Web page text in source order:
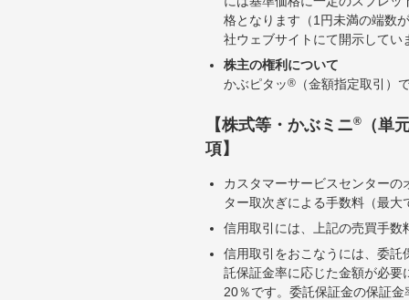
格となります（1円未満の端数
社ウェブサイトにて開示して
株主の権利について
かぶピタッ® （金額指定取引）
【株式等・かぶミニ®
（単
項】
カスタマーサービスセンター
ター取次ぎによる手数料（最
信用取引には、上記の売買手
信用取引をおこなうには、委
託保証金率に応じた金額が必
20％です。委託保証金の保証